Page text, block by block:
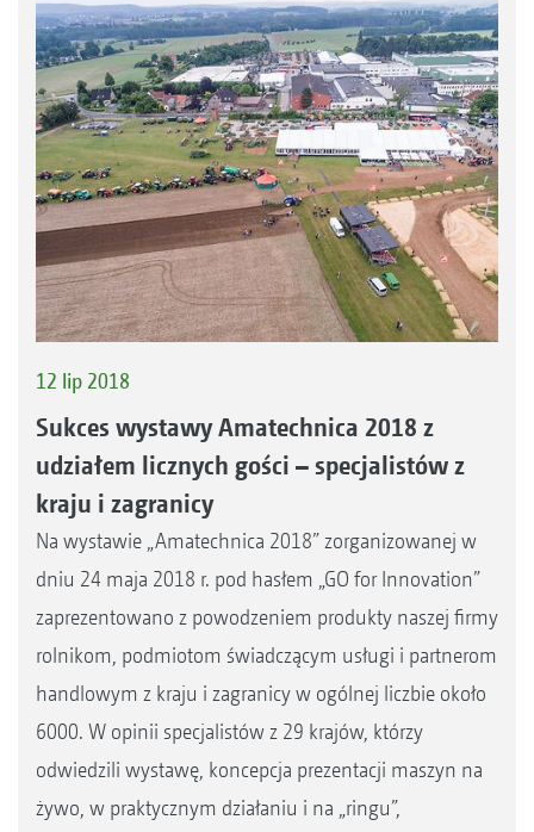
12 lip 2018
Sukces wystawy Amatechnica 2018 z
udziałem licznych gości – specjalistów z
kraju i zagranicy
Na wystawie „Amatechnica 2018” zorganizowanej w
dniu 24 maja 2018 r. pod hasłem „GO for Innovation”
zaprezentowano z powodzeniem produkty naszej firmy
rolnikom, podmiotom świadczącym usługi i partnerom
handlowym z kraju i zagranicy w ogólnej liczbie około
6000. W opinii specjalistów z 29 krajów, którzy
odwiedzili wystawę, koncepcja prezentacji maszyn na
żywo, w praktycznym działaniu i na „ringu”,